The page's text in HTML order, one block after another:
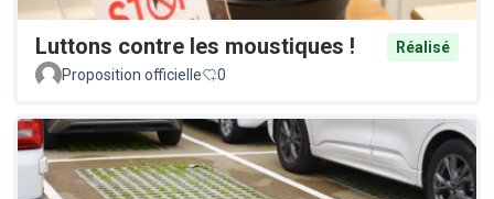
Luttons contre les moustiques !
Réalisé
Proposition officielle
0